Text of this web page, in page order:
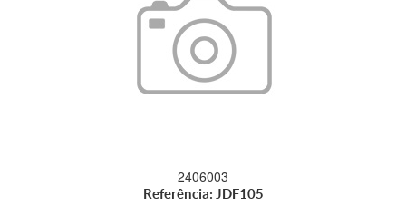
2406003
Referência: JDF105